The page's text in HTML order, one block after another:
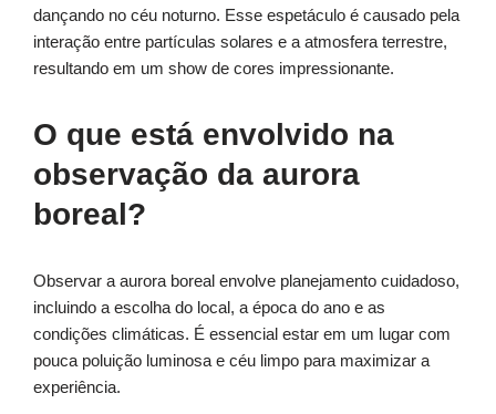
dançando no céu noturno. Esse espetáculo é causado pela
interação entre partículas solares e a atmosfera terrestre,
resultando em um show de cores impressionante.
O que está envolvido na
observação da aurora
boreal?
Observar a aurora boreal envolve planejamento cuidadoso,
incluindo a escolha do local, a época do ano e as
condições climáticas. É essencial estar em um lugar com
pouca poluição luminosa e céu limpo para maximizar a
experiência.